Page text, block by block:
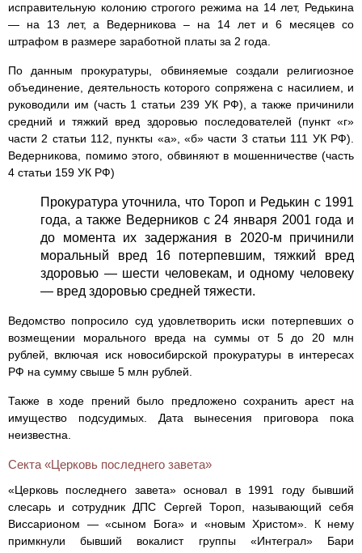
исправительную колонию строгого режима на 14 лет, Редькина
— на 13 лет, а Ведерникова – на 14 лет и 6 месяцев со
штрафом в размере заработной платы за 2 года.
По данным прокуратуры, обвиняемые создали религиозное
объединение, деятельность которого сопряжена с насилием, и
руководили им (часть 1 статьи 239 УК РФ), а также причинили
средний и тяжкий вред здоровью последователей (пункт «г»
части 2 статьи 112, пункты «а», «б» части 3 статьи 111 УК РФ).
Ведерникова, помимо этого, обвиняют в мошенничестве (часть
4 статьи 159 УК РФ)
Прокуратура уточнила, что Тороп и Редькин с 1991
года, а также Ведерников с 24 января 2001 года и
до момента их задержания в 2020-м причинили
моральный вред 16 потерпевшим, тяжкий вред
здоровью — шести человекам, и одному человеку
— вред здоровью средней тяжести.
Ведомство попросило суд удовлетворить иски потерпевших о
возмещении морального вреда на суммы от 5 до 20 млн
рублей, включая иск новосибирской прокуратуры в интересах
РФ на сумму свыше 5 млн рублей.
Также в ходе прений было предложено сохранить арест на
имущество подсудимых. Дата вынесения приговора пока
неизвестна.
Секта «Церковь последнего завета»
«Церковь последнего завета» основал в 1991 году бывший
слесарь и сотрудник ДПС Сергей Тороп, называющий себя
Виссарионом — «сыном Бога» и «новым Христом». К нему
примкнули бывший вокалист группы «Интеграл» Бари